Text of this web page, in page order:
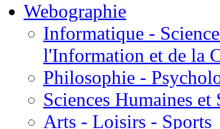
Webographie
Informatique -
l'Information et de la
Philosophie -
Sciences Humaines et
Arts - Loisirs - Sports